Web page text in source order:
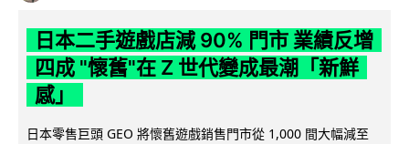
日本二手遊戲店減 90% 門市 業績反增
四成 "懷舊"在 Z 世代變成最潮「新鮮
感」
日本零售巨頭 GEO 將懷舊遊戲銷售門市從 1,000 間大幅減至